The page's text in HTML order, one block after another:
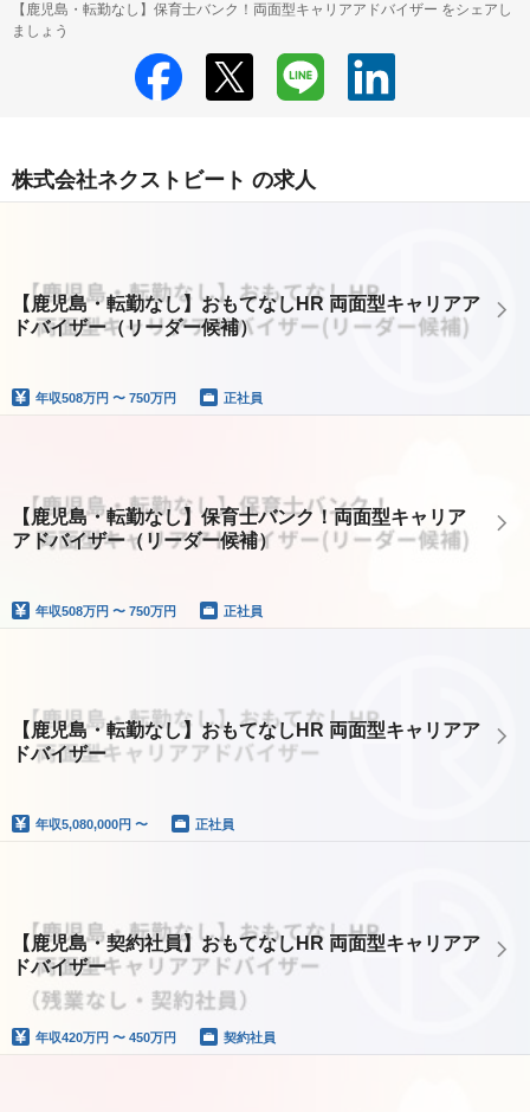
【鹿児島・転勤なし】保育士バンク！両面型キャリアアドバイザー をシェアし
ましょう
株式会社ネクストビート の求人
【鹿児島・転勤なし】おもてなしHR 両面型キャリアア
ドバイザー（リーダー候補）
年収508万円 〜 750万円 正社員
【鹿児島・転勤なし】保育士バンク！両面型キャリア
アドバイザー（リーダー候補）
年収508万円 〜 750万円 正社員
【鹿児島・転勤なし】おもてなしHR 両面型キャリアア
ドバイザー
年収5,080,000円 〜 正社員
【鹿児島・契約社員】おもてなしHR 両面型キャリアア
ドバイザー
年収420万円 〜 450万円 契約社員